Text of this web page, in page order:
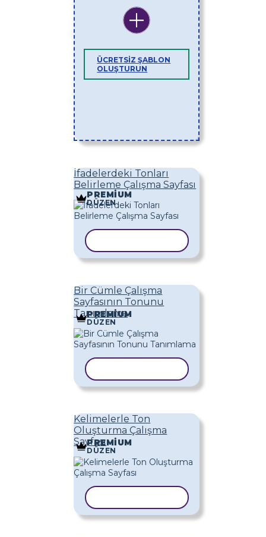
ÜCRETSIZ ŞABLON
OLUŞTURUN
İfadelerdeki Tonları
Belirleme Çalışma Sayfası
PREMIUM
DÜZEN
Bir Cümle Çalışma
Sayfasının Tonunu
Tanımlama
PREMIUM
DÜZEN
Kelimelerle Ton
Oluşturma Çalışma
Sayfası
PREMIUM
DÜZEN